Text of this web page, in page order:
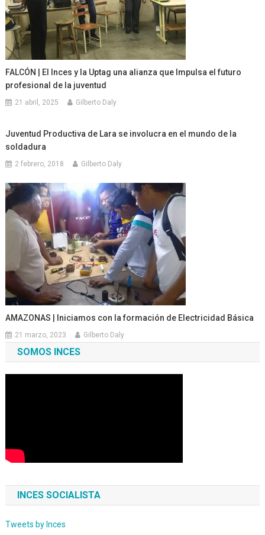
FALCÓN | El Inces y la Uptag una alianza que Impulsa el futuro
profesional de la juventud
21 abril, 2025 Gilberto Daly
Juventud Productiva de Lara se involucra en el mundo de la
soldadura
2 febrero, 2018 Gilberto Daly
AMAZONAS | Iniciamos con la formación de Electricidad Básica
21 marzo, 2023 Gilberto Daly
SOMOS INCES
INCES SOCIALISTA
Tweets by Inces